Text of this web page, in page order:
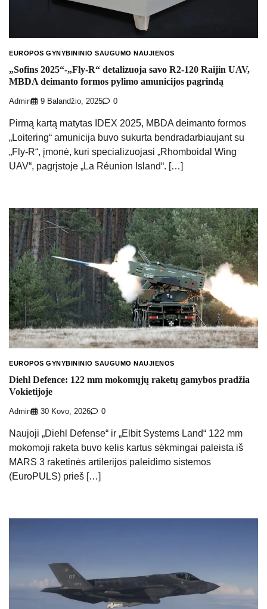
EUROPOS GYNYBININIO SAUGUMO NAUJIENOS
„Sofins 2025“-„Fly-R“ detalizuoja savo R2-120 Raijin UAV,
MBDA deimanto formos pylimo amunicijos pagrindą
Admin 9 Balandžio, 2025 0
Pirmą kartą matytas IDEX 2025, MBDA deimanto formos
„Loitering“ amunicija buvo sukurta bendradarbiaujant su
„Fly-R“, įmonė, kuri specializuojasi „Rhomboidal Wing
UAV“, pagrįstoje „La Réunion Island“. […]
EUROPOS GYNYBININIO SAUGUMO NAUJIENOS
Diehl Defence: 122 mm mokomųjų raketų gamybos pradžia
Vokietijoje
Admin 30 Kovo, 2026 0
Naujoji „Diehl Defense“ ir „Elbit Systems Land“ 122 mm
mokomoji raketa buvo kelis kartus sėkmingai paleista iš
MARS 3 raketinės artilerijos paleidimo sistemos
(EuroPULS) prieš […]